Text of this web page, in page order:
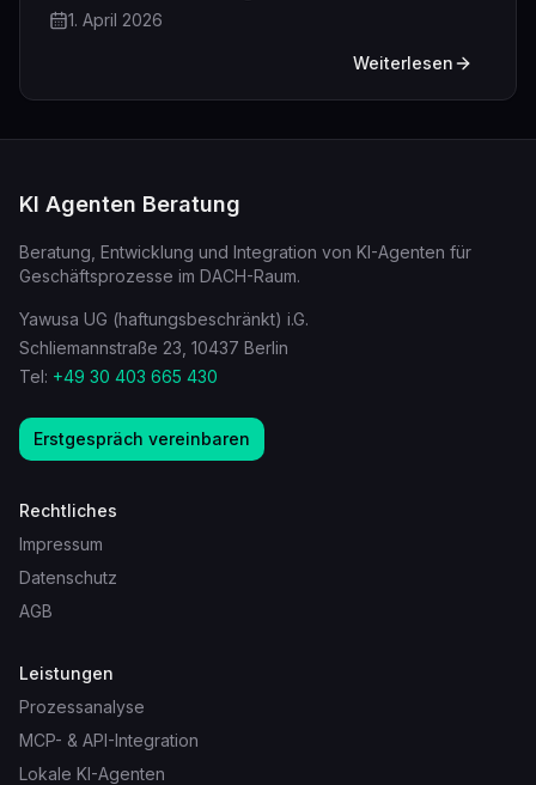
1. April 2026
Weiterlesen
KI Agenten Beratung
Beratung, Entwicklung und Integration von KI-Agenten für
Geschäftsprozesse im DACH-Raum.
Yawusa UG (haftungsbeschränkt) i.G.
Schliemannstraße 23, 10437 Berlin
Tel: +49 30 403 665 430
Erstgespräch vereinbaren
Rechtliches
Impressum
Datenschutz
AGB
Leistungen
Prozessanalyse
MCP- & API-Integration
Lokale KI-Agenten